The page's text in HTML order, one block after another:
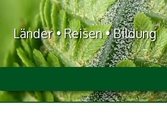
Länder • Reisen • Bildung